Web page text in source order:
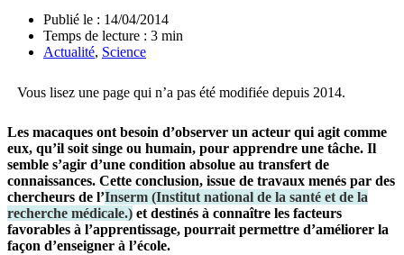
Publié le : 14/04/2014
Temps de lecture : 3 min
Actualité, Science
Vous lisez une page qui n’a pas été modifiée depuis 2014.
Les macaques ont besoin d’observer un acteur qui agit comme
eux, qu’il soit singe ou humain, pour apprendre une tâche. Il
semble s’agir d’une condition absolue au transfert de
connaissances. Cette conclusion, issue de travaux menés par des
chercheurs de l’Inserm (Institut national de la santé et de la
recherche médicale.) et destinés à connaître les facteurs
favorables à l’apprentissage, pourrait permettre d’améliorer la
façon d’enseigner à l’école.